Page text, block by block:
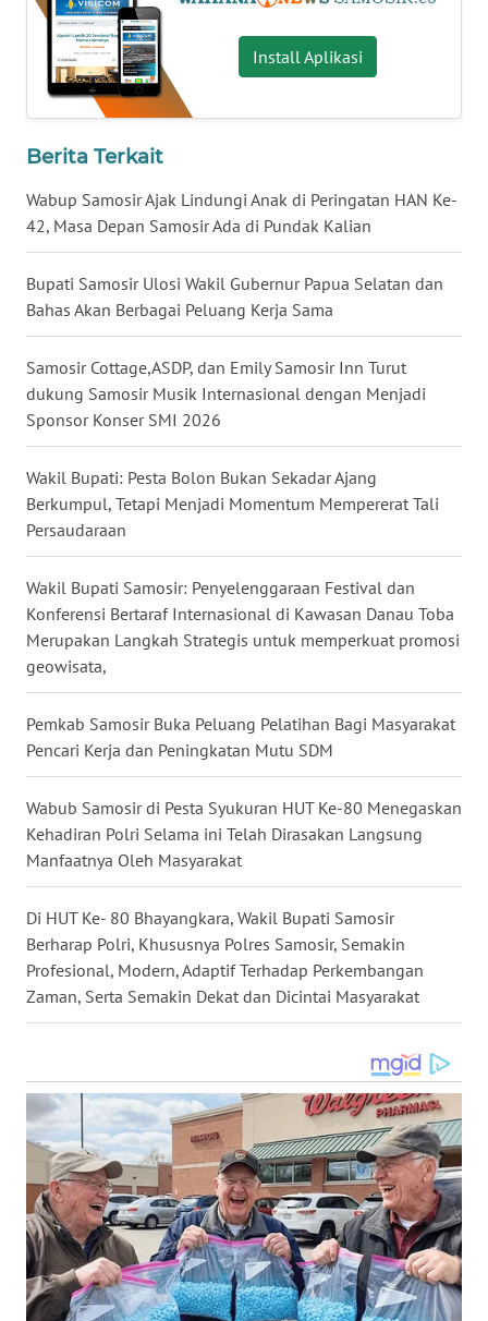
Install Aplikasi
Berita Terkait
Wabup Samosir Ajak Lindungi Anak di Peringatan HAN Ke-
42, Masa Depan Samosir Ada di Pundak Kalian
Bupati Samosir Ulosi Wakil Gubernur Papua Selatan dan
Bahas Akan Berbagai Peluang Kerja Sama
Samosir Cottage,ASDP, dan Emily Samosir Inn Turut
dukung Samosir Musik Internasional dengan Menjadi
Sponsor Konser SMI 2026
Wakil Bupati: Pesta Bolon Bukan Sekadar Ajang
Berkumpul, Tetapi Menjadi Momentum Mempererat Tali
Persaudaraan
Wakil Bupati Samosir: Penyelenggaraan Festival dan
Konferensi Bertaraf Internasional di Kawasan Danau Toba
Merupakan Langkah Strategis untuk memperkuat promosi
geowisata,
Pemkab Samosir Buka Peluang Pelatihan Bagi Masyarakat
Pencari Kerja dan Peningkatan Mutu SDM
Wabub Samosir di Pesta Syukuran HUT Ke-80 Menegaskan
Kehadiran Polri Selama ini Telah Dirasakan Langsung
Manfaatnya Oleh Masyarakat
Di HUT Ke- 80 Bhayangkara, Wakil Bupati Samosir
Berharap Polri, Khususnya Polres Samosir, Semakin
Profesional, Modern, Adaptif Terhadap Perkembangan
Zaman, Serta Semakin Dekat dan Dicintai Masyarakat
KARO
WN
SIMALUNGUN
WN
TENGAH
SERDANG
WN
TEBING
TINGGI
WN
PAKPAK
WN
KARAWANG
WN
WN
TAPANULI
UTARA
WN
PADANG
LAWAS
WN
SUMEDANG
WN